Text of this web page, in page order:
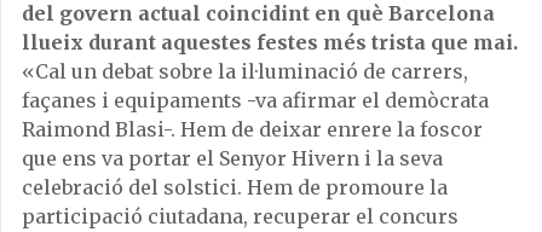
del govern actual coincidint en què Barcelona
llueix durant aquestes festes més trista que mai.
«Cal un debat sobre la il·luminació de carrers,
façanes i equipaments -va afirmar el demòcrata
Raimond Blasi-. Hem de deixar enrere la foscor
que ens va portar el Senyor Hivern i la seva
celebració del solstici. Hem de promoure la
participació ciutadana, recuperar el concurs